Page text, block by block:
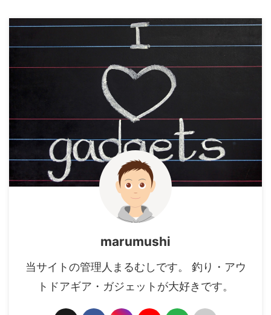
marumushi
当サイトの管理人まるむしです。 釣り・アウ
トドアギア・ガジェットが大好きです。